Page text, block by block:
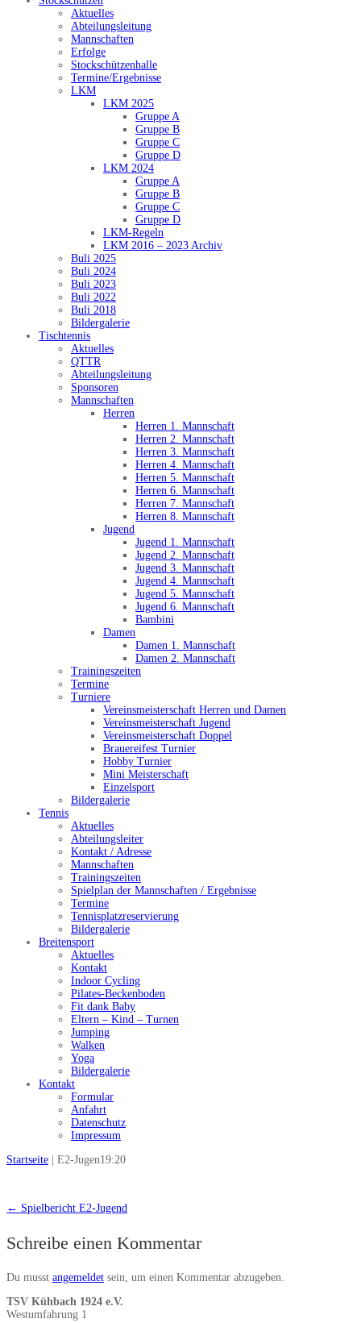
Aktuelles
Abteilungsleitung
Mannschaften
Erfolge
Stockschützenhalle
Termine/Ergebnisse
LKM
LKM 2025
Gruppe A
Gruppe B
Gruppe C
Gruppe D
LKM 2024
Gruppe A
Gruppe B
Gruppe C
Gruppe D
LKM-Regeln
LKM 2016 – 2023 Archiv
Buli 2025
Buli 2024
Buli 2023
Buli 2022
Buli 2018
Bildergalerie
Tischtennis
Aktuelles
QTTR
Abteilungsleitung
Sponsoren
Mannschaften
Herren
Herren 1. Mannschaft
Herren 2. Mannschaft
Herren 3. Mannschaft
Herren 4. Mannschaft
Herren 5. Mannschaft
Herren 6. Mannschaft
Herren 7. Mannschaft
Herren 8. Mannschaft
Jugend
Jugend 1. Mannschaft
Jugend 2. Mannschaft
Jugend 3. Mannschaft
Jugend 4. Mannschaft
Jugend 5. Mannschaft
Jugend 6. Mannschaft
Bambini
Damen
Damen 1. Mannschaft
Damen 2. Mannschaft
Trainingszeiten
Termine
Turniere
Vereinsmeisterschaft Herren und Damen
Vereinsmeisterschaft Jugend
Vereinsmeisterschaft Doppel
Brauereifest Turnier
Hobby Turnier
Mini Meisterschaft
Einzelsport
Bildergalerie
Tennis
Aktuelles
Abteilungsleiter
Kontakt / Adresse
Mannschaften
Trainingszeiten
Spielplan der Mannschaften / Ergebnisse
Termine
Tennisplatzreservierung
Bildergalerie
Breitensport
Aktuelles
Kontakt
Indoor Cycling
Pilates-Beckenboden
Fit dank Baby
Eltern – Kind – Turnen
Jumping
Walken
Yoga
Bildergalerie
Kontakt
Formular
Anfahrt
Datenschutz
Impressum
Startseite
E2-Jugen19:20
← Spielbericht E2-Jugend
Schreibe einen Kommentar
Du musst angemeldet sein, um einen Kommentar abzugeben.
TSV Kühbach 1924 e.V.
Westumfahrung 1